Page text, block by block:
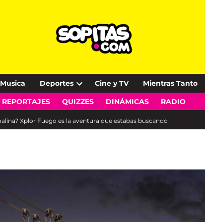
Musica Deportes
Open
dropdown
Cine y TV Mientras Tanto
REPORTAJES QUIZZES DINÁMICAS RADIO
Xplor Fuego es la aventura que estabas buscando